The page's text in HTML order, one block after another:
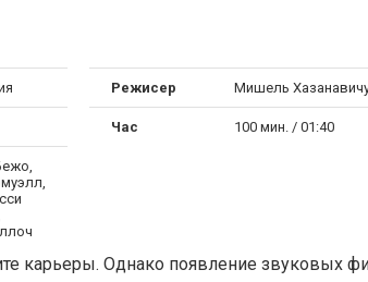
Режисер Мишель
Час 100 мин. / 01:40
карьеры. Однако появление звуковых